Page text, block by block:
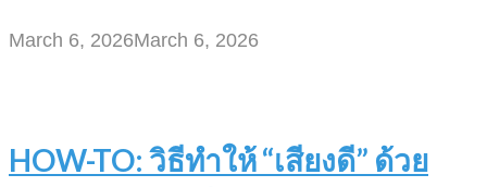
March 6, 2026March 6, 2026
HOW-TO: วิธีทำให้ “เสียงดี” ด้วย